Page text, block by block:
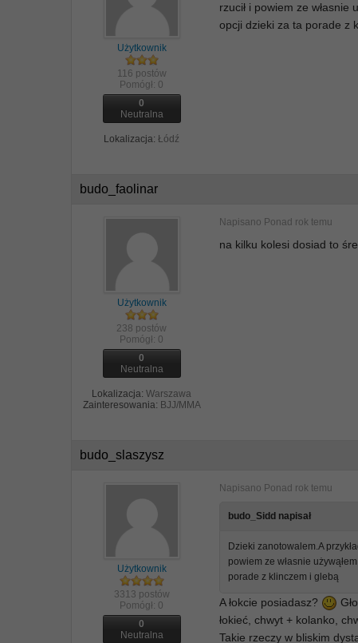
Użytkownik
116 postów
Pomógł: 0
0
Neutralna
Lokalizacja: Łódź
rzucił i powiem ze własnie
opcji dzieki za ta porade z
budo_faolinar
Użytkownik
238 postów
Pomógł: 0
0
Neutralna
Lokalizacja: Warszawa
Zainteresowania: BJJ/MMA
Napisano Ponad rok temu
na kilku kolesi dosiad to
budo_slaszysz
Użytkownik
3313 postów
Pomógł: 0
0
Neutralna
Napisano Ponad rok temu
budo_Sidd napisał
Dzieki zanotowalem.A
powiem ze własnie
porade z klinczem i glebą
A łokcie posiadasz?
łokieć, chwyt + kolanko,
Takie rzeczy w bliskim